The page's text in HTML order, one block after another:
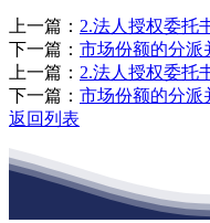
上一篇： 2.法人授权委托
下一篇： 市场份额的分派
上一篇： 2.法人授权委托
下一篇： 市场份额的分派
返回列表